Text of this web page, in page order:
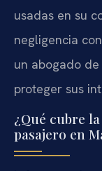
usadas en su
negligencia
un abogado de
proteger sus
¿Qué cubre
pasajero en